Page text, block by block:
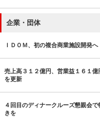
企業・団体
ＩＤＯＭ、初の複合商業施設開発へ
売上高３１２億円、営業益１６１億
を更新
４回目のディナークルーズ懇親会で
きを